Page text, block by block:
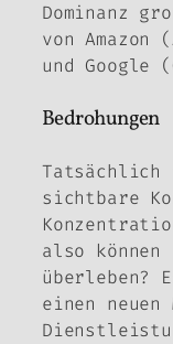
Dominanz
von Amazon
und Google
Bedrohungen
sichtbare
also
überleben?
einen